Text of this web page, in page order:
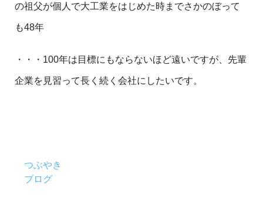
の祖父が個人で大工業をはじめた時までさかのぼって
も48年
・・・100年は目標にもならないほど遠いですが、先輩
企業を見習って長く続く会社にしたいです。
つぶやき
ブログ